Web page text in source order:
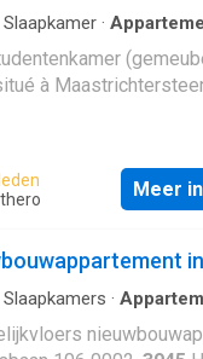
Slaapkamer ·
à
Meer
Slaapkamers ·